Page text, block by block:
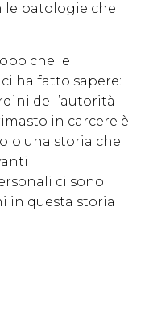
le patologie che
che le
ha fatto sapere:
dell’autorità
in carcere è
una storia che
ci sono
in questa storia